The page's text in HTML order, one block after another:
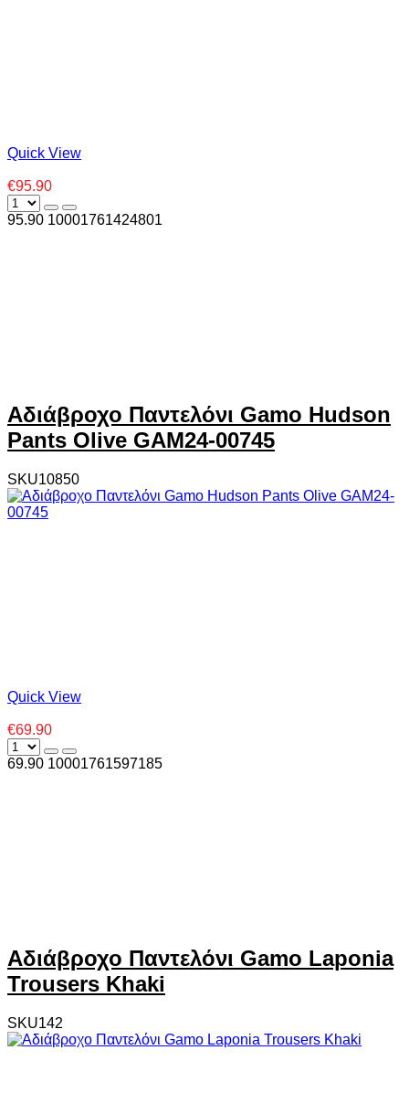
Quick View
€95.90
95.90 10001761424801
Αδιάβροχο Παντελόνι Gamo Hudson
Pants Olive GAM24-00745
SKU10850
Quick View
€69.90
69.90 10001761597185
Αδιάβροχο Παντελόνι Gamo Laponia
Trousers Khaki
SKU142